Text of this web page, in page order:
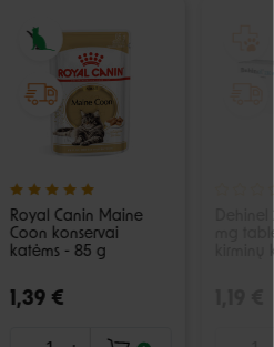
Royal Canin Maine
Coon konservai
katėms - 85 g
1,39 €
mg
kirminų